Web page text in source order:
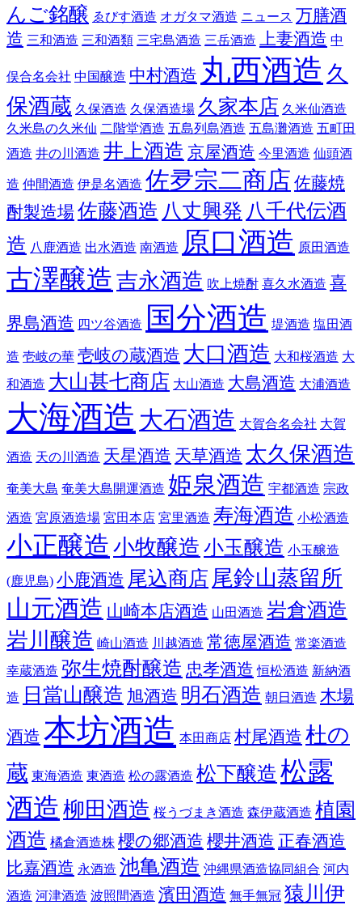
んご銘醸 ゑびす酒造 オガタマ酒造 ニュース 万膳酒
造 三和酒造 三和酒類 三宅島酒造 三岳酒造 上妻酒造 中
俣合名会社 中国醸造 中村酒造 丸西酒造 久
保酒蔵 久保酒造 久保酒造場 久家本店 久米仙酒造
久米島の久米仙 二階堂酒造 五島列島酒造 五島灘酒造 五町田
酒造 井の川酒造 井上酒造 京屋酒造 今里酒造 仙頭酒
造 仲間酒造 伊是名酒造 佐夛宗二商店 佐藤焼
酎製造場佐藤酒造 八丈興発 八千代伝酒
造 八鹿酒造 出水酒造 南酒造 原口酒造 原田酒造
古澤醸造 吉永酒造 吹上焼酎 喜久水酒造 喜
界島酒造 四ツ谷酒造 国分酒造 堤酒造 塩田酒
造 壱岐の華 壱岐の蔵酒造 大口酒造 大和桜酒造 大
和酒造 大山甚七商店 大山酒造 大島酒造 大浦酒造
大海酒造 大石酒造 大賀合名会社 大賀
酒造 天の川酒造 天星酒造 天草酒造 太久保酒造
奄美大島 奄美大島開運酒造 姫泉酒造 宇都酒造 宗政
酒造 宮原酒造場 宮田本店 宮里酒造 寿海酒造 小松酒造
小正醸造 小牧醸造 小玉醸造 小玉醸造
(鹿児島) 小鹿酒造 尾込商店 尾鈴山蒸留所
山元酒造 山崎本店酒造 山田酒造 岩倉酒造
岩川醸造 崎山酒造 川越酒造 常徳屋酒造 常楽酒造
幸蔵酒造 弥生焼酎醸造 忠孝酒造 恒松酒造 新納酒
造 日當山醸造 旭酒造 明石酒造 朝日酒造 木場
酒造 本坊酒造 本田商店 村尾酒造 杜の
蔵 東海酒造 東酒造 松の露酒造 松下醸造 松露
酒造 柳田酒造 桜うづまき酒造 森伊蔵酒造 植園
酒造 橘倉酒造株 櫻の郷酒造 櫻井酒造 正春酒造
比嘉酒造 永酒造 池亀酒造 沖縄県酒造協同組合 河内
酒造 河津酒造 波照間酒造 濱田酒造 無手無冠 猿川伊